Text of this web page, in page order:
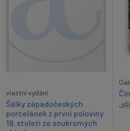
vlastní vydání
Šálky západočeských
porcelánek z první poloviny
19. století ze soukromých